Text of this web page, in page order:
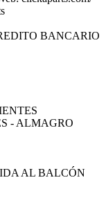
BANCARIO
- ALMAGRO
AL BALCÓN